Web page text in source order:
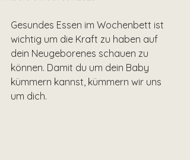
Gesundes Essen im Wochenbett ist
wichtig um die Kraft zu haben auf
dein Neugeborenes schauen zu
können. Damit du um dein Baby
kümmern kannst, kümmern wir uns
um dich.